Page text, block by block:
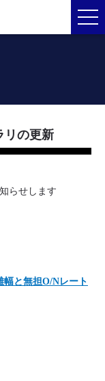
の更新
らせします
と無担O/Nレート